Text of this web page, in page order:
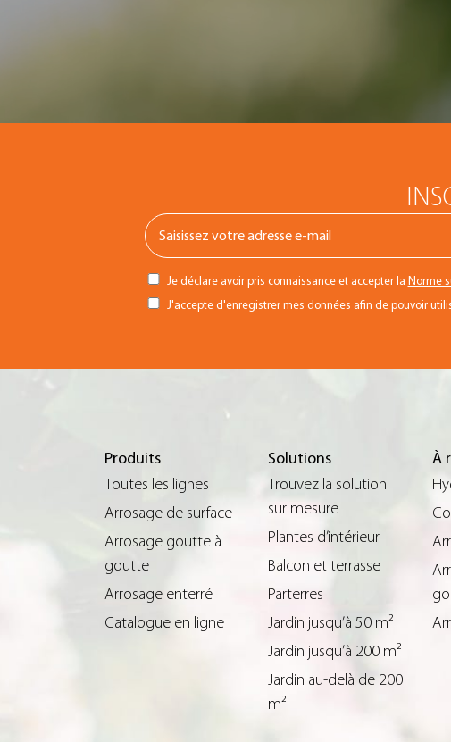
Je déclare avoir pris connaissance et accepter la Norme
J'accepte d'enregistrer mes données afin de pouvoir
Produits
Toutes les lignes
Arrosage de surface
Arrosage goutte à
goutte
Arrosage enterré
Catalogue en ligne
Solutions
Trouvez la solution
sur mesure
Plantes d’intérieur
Balcon et terrasse
Parterres
Jardin jusqu’à 50 m²
Jardin jusqu’à 200 m²
Jardin au-delà de 200
m²
À